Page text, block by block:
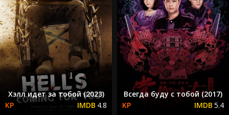
Хэлл идет за тобой (2023)
4.8
Всегда буду с тобой (2017)
5.4